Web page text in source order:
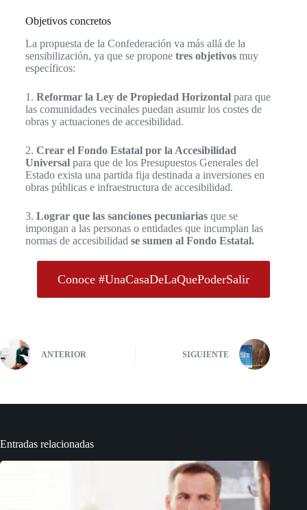
Objetivos concretos
La propuesta de la Confederación va más allá de la
sensibilización, ya que se propone tres objetivosmuy
específicos:
1. Reformar la Ley de Propiedad Horizontalpara que
las comunidades vecinales puedan asumir los costes de
obras y actuaciones de accesibilidad.
2. Crear el Fondo Estatal por la Accesibilidad
Universalpara que de los Presupuestos Generales del
Estado exista una partida fija destinada a inversiones en
obras públicas e infraestructura de accesibilidad.
3. Lograr que las sanciones pecuniariasque se
impongan a las personas o entidades que incumplan las
normas de accesibilidad se sumen al Fondo Estatal.
Conoce #UnaCasaDeLaQuePoderSalir
ANTERIOR SIGUIENTE
Entradas relacionadas